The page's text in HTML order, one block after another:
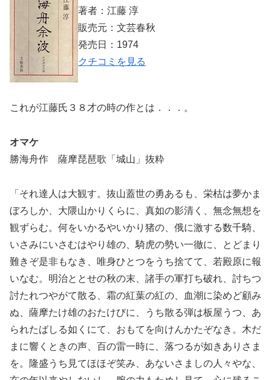
著者：江藤 淳
販売元：文芸春秋
発売日：1974
クチコミを見る
これが江藤氏３８才の時の作とは．．．。
オマケ
勝海舟作 薩摩琵琶歌「城山」抜粋
「それ達人は大観す。抜山蓋世の勇あるも、栄枯は夢かま
ぼろしか、大隈山かりくらに、真如の影清く、無念無想を
観ずらむ。何をいかるやいかり猪の、俄に激する数千騎、
いさみにいさむはやり雄の、騎虎の勢い一徹に、とどまり
難きぞ是非もなき、唯身ひとつをうち捨てて、若殿原に報
いなむ。明治ととせの秋の末、諸手の軍打ち破れ、討ちつ
討たれつやがて散る、霜の紅葉の紅の、血潮に染めど顧み
ぬ、薩摩たけ雄のおたけびに、うち散る弾は板屋うつ、あ
られたばしる如くにて、おもてを向けんかたぞなき。木だ
まに響くときの声、百の雷一時に、落つるが如きありさま
を。隆盛うち見てほほぞ笑み、あないさましの人々やな、